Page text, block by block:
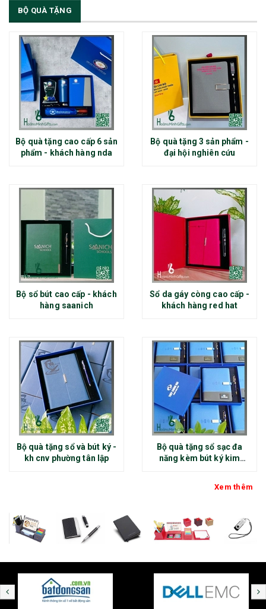
BỘ QUÀ TẶNG
Bộ quà tặng cao cấp 6 sản
phẩm - khách hàng nda
Bộ quà tặng 3 sản phẩm -
đại hội nghiên cứu
Bộ sổ bút cao cấp - khách
hàng saanich
Sổ da gáy còng cao cấp -
khách hàng red hat
Bộ quà tặng sổ và bút ký -
kh cnv phường tân lập
Bộ quà tặng sổ sạc đa
năng kèm bút ký kim
Xem thêm